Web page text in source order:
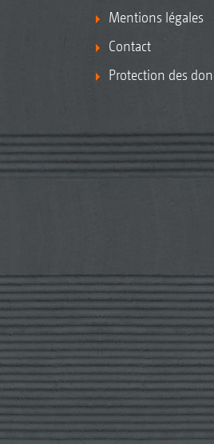
Mentions légales
Contact
Protection des